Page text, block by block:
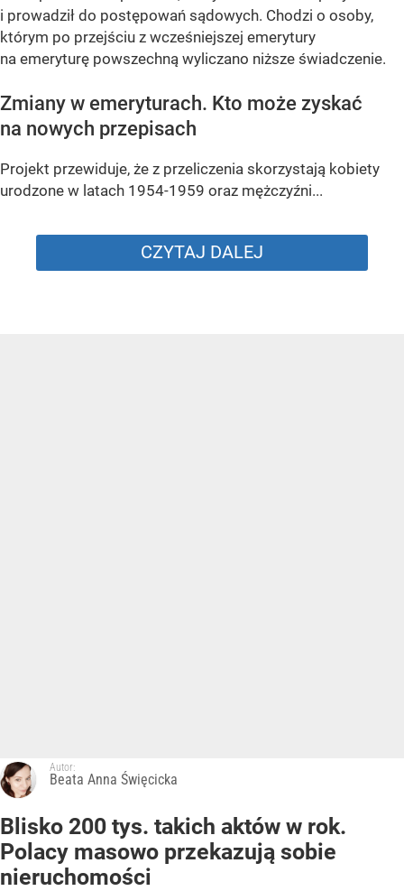
i prowadził do postępowań sądowych. Chodzi o osoby,
którym po przejściu z wcześniejszej emerytury
na emeryturę powszechną wyliczano niższe świadczenie.
Zmiany w emeryturach. Kto może zyskać
na nowych przepisach
Projekt przewiduje, że z przeliczenia skorzystają kobiety
urodzone w latach 1954-1959 oraz mężczyźni...
CZYTAJ DALEJ
Autor:
Beata Anna Święcicka
Blisko 200 tys. takich aktów w rok.
Polacy masowo przekazują sobie
nieruchomości